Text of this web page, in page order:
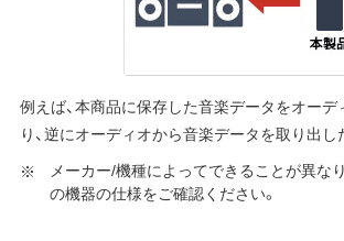
例えば、本商品に保存した音楽データをオー
り、逆にオーディオから音楽データを取り出し
メーカー/機種によってできることが異な
の機器の仕様をご確認ください。